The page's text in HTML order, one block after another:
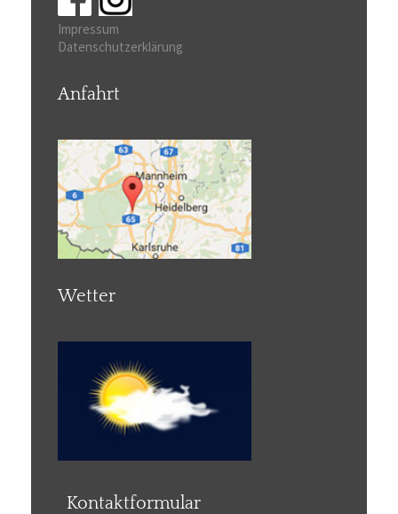
Impressum
Datenschutzerklärung
Anfahrt
Wetter
Kontaktformular